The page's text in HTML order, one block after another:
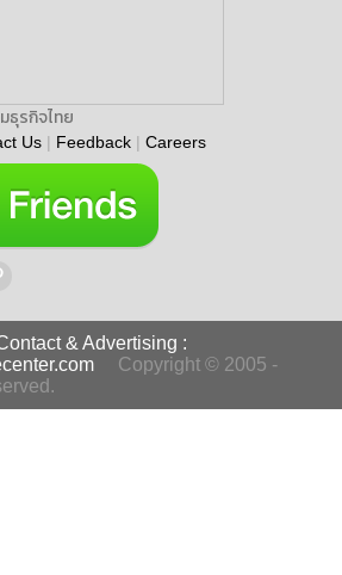
ธุรกิจไทย
Us | Feedback | Careers
& Advertising :
Copyright © 2005 -